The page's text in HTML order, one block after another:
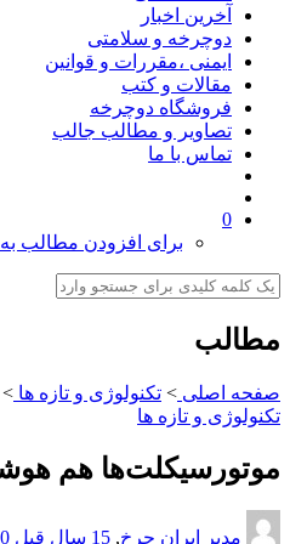
آخرین اخبار
دوچرخه و سلامتی
ایمنی ،مقررات و قوانین
مقالات و کتب
فروشگاه دوچرخه
تصاویر و مطالب جالب
تماس با ما
0
برای افزودن مطالب به
مطالب
صفحه اصلی > تکنولوژی و تازه ها >
تکنولوژی و تازه ها
موتورسیکلت‌ها هم
مدیر ایران چرخ, 15 سال قبل 0